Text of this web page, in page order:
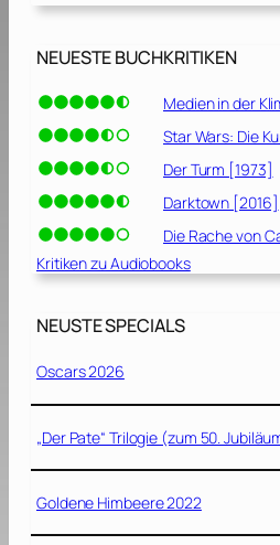
NEUESTE BUCHKRITIKEN
Medien in der
Star Wars: Die
Der Turm [1973]
Darktown [2016]
Die Rache von
Kritiken zu Audiobooks
NEUSTE SPECIALS
Oscars 2026
„Der Pate“ Trilogie (zum 50.
Goldene Himbeere 2022